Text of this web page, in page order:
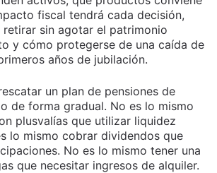
fiscal tendrá cada decisión,
retirar sin agotar el patrimonio
y cómo protegerse de una caída de
años de jubilación.
un plan de pensiones de
de forma gradual. No es lo mismo
plusvalías que utilizar liquidez
lo mismo cobrar dividendos que
No es lo mismo tener una
que necesitar ingresos de alquiler.